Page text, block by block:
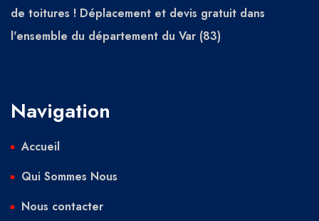
de toitures ! Déplacement et devis gratuit dans
l'ensemble du département du Var (83)
Navigation
Accueil
Qui Sommes Nous
Nous contacter